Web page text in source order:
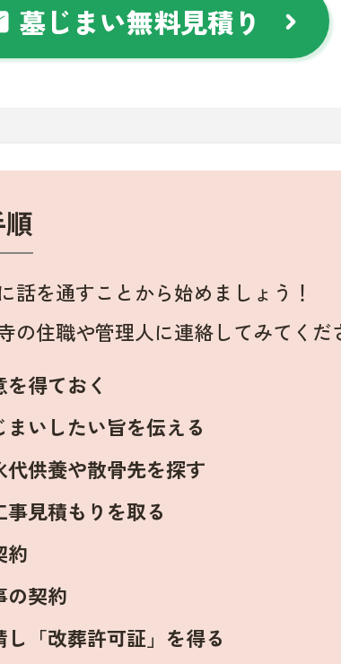
墓じまい無料見積り chevron_right
話を通すことから始めましょう！
の住職や管理人に連絡してみてくだ
得ておく
いしたい旨を伝える
供養や散骨先を探す
見積もりを取る
約
の契約
「改葬許可証」を得る